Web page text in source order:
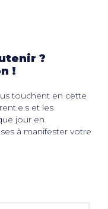
?
!
touchent en cette
et les
jour en
à manifester votre